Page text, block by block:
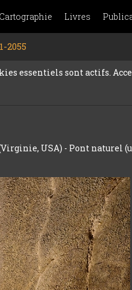
Cartographie Livres
2055
essentiels sont actifs.
USA) - Pont naturel